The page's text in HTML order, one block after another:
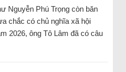
Nguyễn Phú Trọng còn băn
chắc có chủ nghĩa xã hội
2026, ông Tô Lâm đã có câu